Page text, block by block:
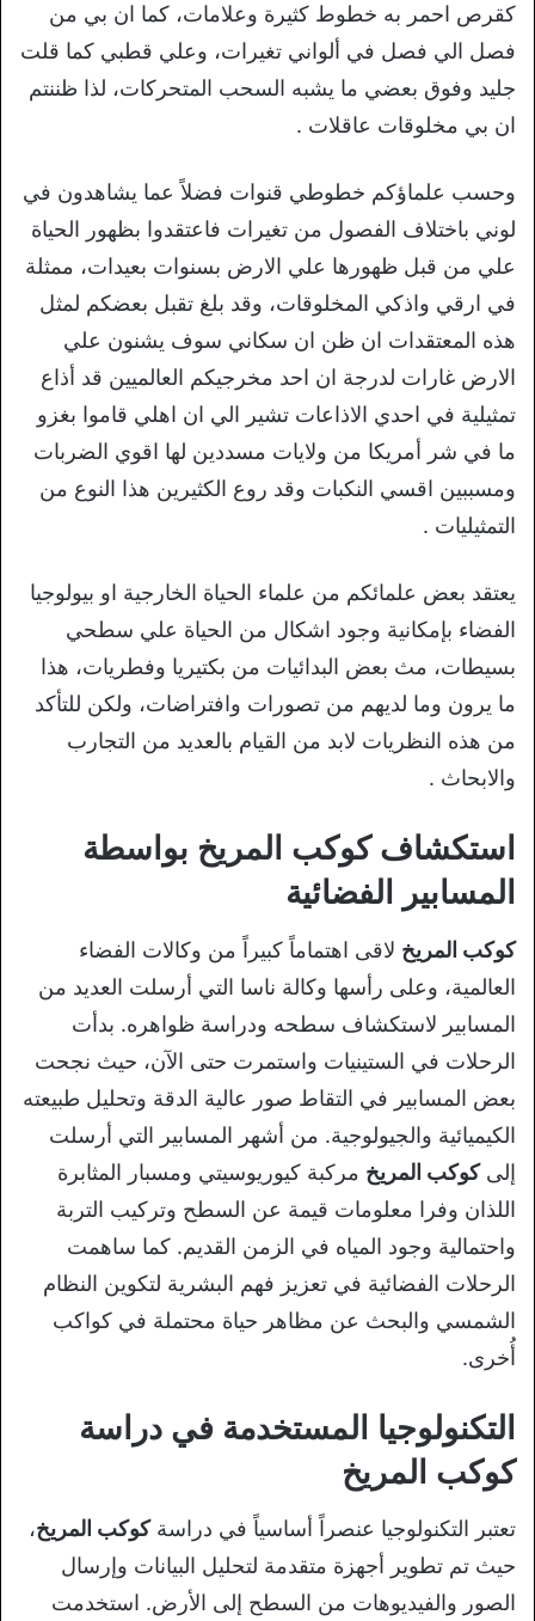
كقرص احمر به خطوط كثيرة وعلامات، كما ان بي من
فصل الي فصل في ألواني تغيرات، وعلي قطبي كما قلت
جليد وفوق بعضي ما يشبه السحب المتحركات، لذا ظننتم
ان بي مخلوقات عاقلات .
وحسب علماؤكم خطوطي قنوات فضلاً عما يشاهدون في
لوني باختلاف الفصول من تغيرات فاعتقدوا بظهور الحياة
علي من قبل ظهورها علي الارض بسنوات بعيدات، ممثلة
في ارقي واذكي المخلوقات، وقد بلغ تقبل بعضكم لمثل
هذه المعتقدات ان ظن ان سكاني سوف يشنون علي
الارض غارات لدرجة ان احد مخرجيكم العالميين قد أذاع
تمثيلية في احدي الاذاعات تشير الي ان اهلي قاموا بغزو
ما في شر أمريكا من ولايات مسددين لها اقوي الضربات
ومسببين اقسي النكبات وقد روع الكثيرين هذا النوع من
التمثيليات .
يعتقد بعض علمائكم من علماء الحياة الخارجية او بيولوجيا
الفضاء بإمكانية وجود اشكال من الحياة علي سطحي
بسيطات، مث بعض البدائيات من بكتيريا وفطريات، هذا
ما يرون وما لديهم من تصورات وافتراضات، ولكن للتأكد
من هذه النظريات لابد من القيام بالعديد من التجارب
والابحاث .
استكشاف كوكب المريخ بواسطة
المسابير الفضائية
كوكب المريخ لاقى اهتماماً كبيراً من وكالات الفضاء
العالمية، وعلى رأسها وكالة ناسا التي أرسلت العديد من
المسابير لاستكشاف سطحه ودراسة ظواهره. بدأت
الرحلات في الستينيات واستمرت حتى الآن، حيث نجحت
بعض المسابير في التقاط صور عالية الدقة وتحليل طبيعته
الكيميائية والجيولوجية. من أشهر المسابير التي أرسلت
إلىكوكب المريخ مركبة كيوريوسيتي ومسبار المثابرة
اللذان وفرا معلومات قيمة عن السطح وتركيب التربة
واحتمالية وجود المياه في الزمن القديم. كما ساهمت
الرحلات الفضائية في تعزيز فهم البشرية لتكوين النظام
الشمسي والبحث عن مظاهر حياة محتملة في كواكب
أُخرى.
التكنولوجيا المستخدمة في دراسة
كوكب المريخ
تعتبر التكنولوجيا عنصراً أساسياً في دراسةكوكب المريخ،
حيث تم تطوير أجهزة متقدمة لتحليل البيانات وإرسال
الصور والفيديوهات من السطح إلى الأرض. استخدمت